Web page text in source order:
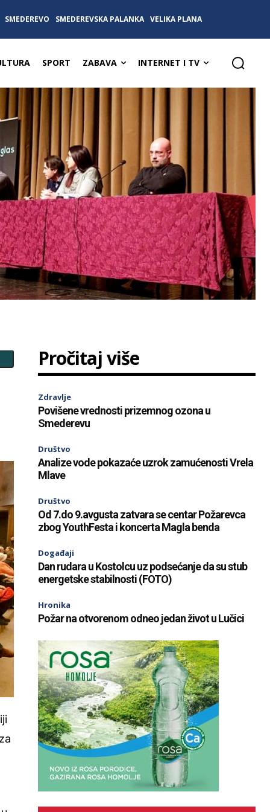
SMEDEREVO SMEDEREVSKA PALANKA VELIKA PLANA
SPORT ZABAVA INTERNET I TV
Pročitaj više
Zdravlje
Povišene vrednosti prizemnog ozona u
Smederevu
Društvo
Analize vode pokazaće uzrok zamućenosti Vrela
Mlave
Društvo
Od 7.do 9.avgusta zatvara se centar Požarevca
zbog YouthFesta i koncerta Magla benda
Događaji
Dan rudara u Kostolcu uz podsećanje da su stub
energetske stabilnosti (FOTO)
Hronika
Požar na otvorenom odneo jedan život u Lučici